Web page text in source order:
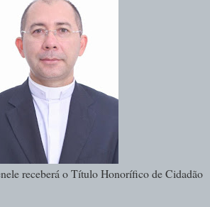
receberá o Título Honorífico de Cidadão